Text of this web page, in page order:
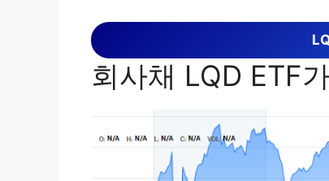
회사채 LQD ETF